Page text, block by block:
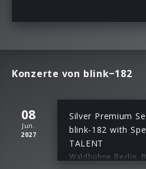
Konzerte von blink−182
08
Jun.
2027
Silver Premium
blink-182 with
TALENT
Waldbühne Berlin,